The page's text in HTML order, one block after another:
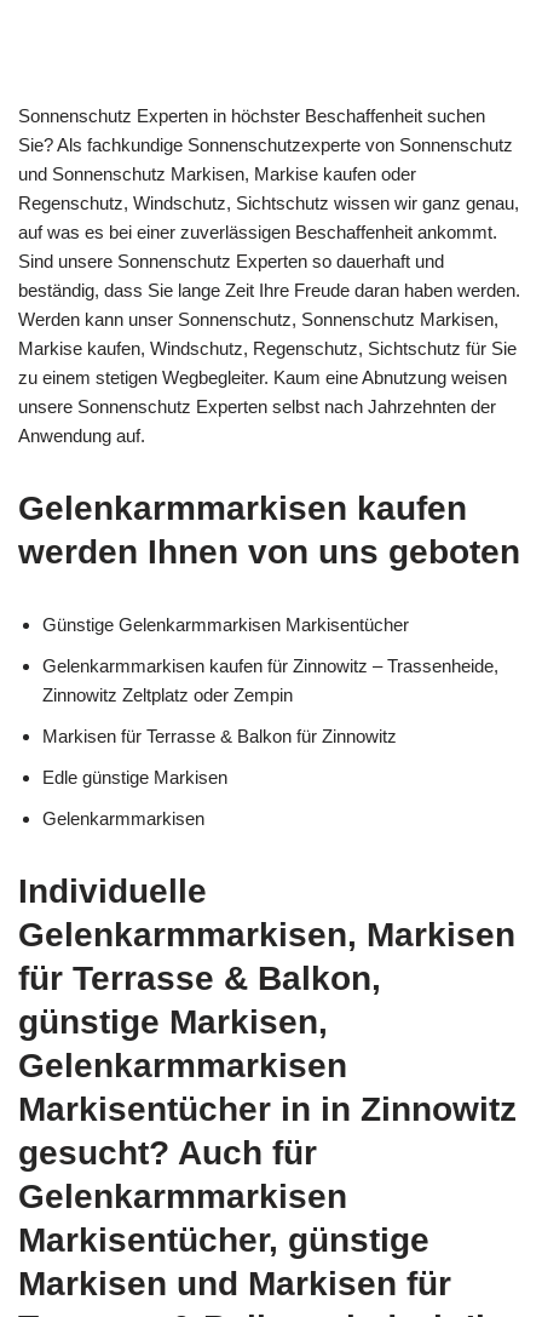
Sonnenschutz Experten in höchster Beschaffenheit suchen
Sie? Als fachkundige Sonnenschutzexperte von Sonnenschutz
und Sonnenschutz Markisen, Markise kaufen oder
Regenschutz, Windschutz, Sichtschutz wissen wir ganz genau,
auf was es bei einer zuverlässigen Beschaffenheit ankommt.
Sind unsere Sonnenschutz Experten so dauerhaft und
beständig, dass Sie lange Zeit Ihre Freude daran haben werden.
Werden kann unser Sonnenschutz, Sonnenschutz Markisen,
Markise kaufen, Windschutz, Regenschutz, Sichtschutz für Sie
zu einem stetigen Wegbegleiter. Kaum eine Abnutzung weisen
unsere Sonnenschutz Experten selbst nach Jahrzehnten der
Anwendung auf.
Gelenkarmmarkisen kaufen
werden Ihnen von uns geboten
Günstige Gelenkarmmarkisen Markisentücher
Gelenkarmmarkisen kaufen für Zinnowitz – Trassenheide,
Zinnowitz Zeltplatz oder Zempin
Markisen für Terrasse & Balkon für Zinnowitz
Edle günstige Markisen
Gelenkarmmarkisen
Individuelle
Gelenkarmmarkisen, Markisen
für Terrasse & Balkon,
günstige Markisen,
Gelenkarmmarkisen
Markisentücher in in Zinnowitz
gesucht? Auch für
Gelenkarmmarkisen
Markisentücher, günstige
Markisen und Markisen für